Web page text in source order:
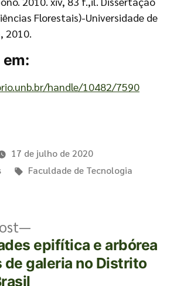
Florestais)-Universidade de
2010.
handle/10482/7590
17 de julho de 2020
Faculdade de Tecnologia
epifítica e arbórea
de galeria no Distrito